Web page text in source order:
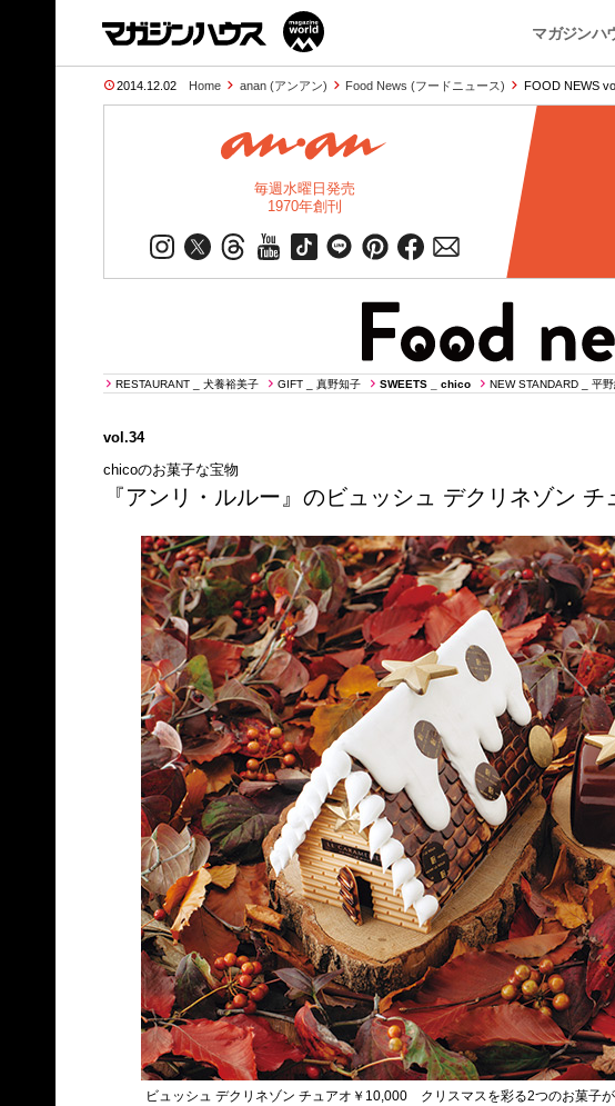
マガジンハ
2014.12.02 Home anan (アンアン) Food News (フードニュース) FOOD NEWS
毎週水曜日発売
1970年創刊
RESTAURANT _ 犬養裕美子 GIFT _ 真野知子 SWEETS _ chico NEW STANDARD _ 平
vol.34
chicoのお菓子な宝物
『アンリ・ルルー』のビュッシュ デクリネゾン チ
ビュッシュ デクリネゾン チュアオ￥10,000 クリスマスを彩る2つのお菓子